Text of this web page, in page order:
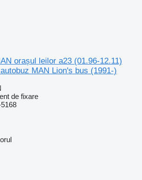
orașul leilor a23 (01.96-12.11)
MAN Lion's bus (1991-)
de fixare